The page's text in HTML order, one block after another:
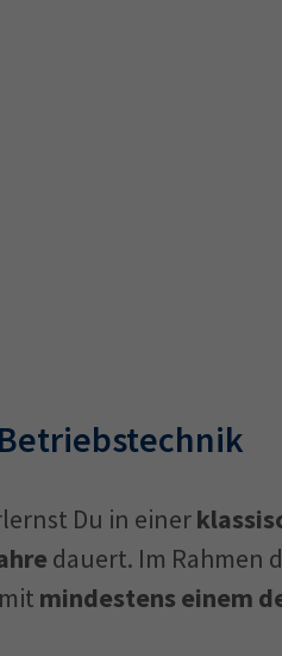
Du in einer
dauert. Im Rahmen
mindestens einem